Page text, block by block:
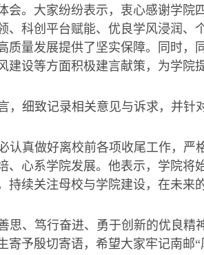
会。大家纷纷表示，衷心感谢学
、科创平台赋能、优良学风浸润
量发展提供了坚实保障。同时
设等方面积极建言献策， 为学院
，细致记录相关意见与诉求，并
认真做好离校前各项收尾工作，严
、心系学院发展。 他表示， 学院将
续关注母校与学院建设，在未
思、笃行奋进、勇于创新的优良
寄予殷切寄语，希望大家牢记南邮